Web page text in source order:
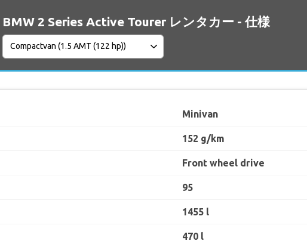
BMW 2 Series Active Tourer レンタカー - 仕様
Minivan
152 g/km
Front wheel drive
95
1455 l
470 l